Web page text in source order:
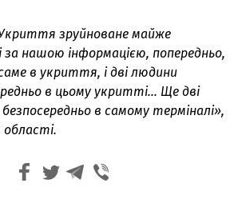
зруйноване майже
за нашою інформацією, попередньо,
в укриття, і дві людини
в цьому укритті… Ще дві
в самому терміналі»,
області.